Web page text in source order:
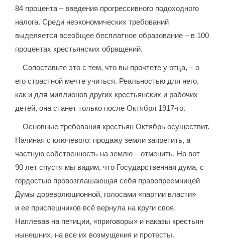
84 процента – введения прогрессивного подоходного
налога. Среди неэкономических требований
выделяется всеобщее бесплатное образование – в 100
процентах крестьянских обращений.
Сопоставьте это с тем, что вы прочтете у отца, – о
его страстной мечте учиться. Реальностью для него,
как и для миллионов других крестьянских и рабочих
детей, она станет только после Октября 1917-го.
Основные требования крестьян Октябрь осуществит.
Начиная с ключевого: продажу земли запретить, а
частную собственность на землю – отменить. Но вот
90 лет спустя мы видим, что Государственная дума, с
гордостью провозглашающая себя правопреемницей
Думы дореволюционной, голосами «партии власти»
и ее приспешников всё вернула на круги своя.
Наплевав на петиции, «приговоры» и наказы крестьян
нынешних, на все их возмущения и протесты.